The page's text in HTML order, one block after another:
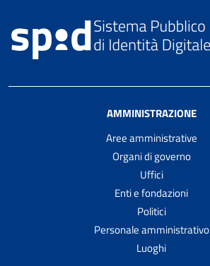
AMMINISTRAZIONE
Aree amministrative
Organi di governo
Uffici
Enti e fondazioni
Politici
Personale amministrativo
Luoghi